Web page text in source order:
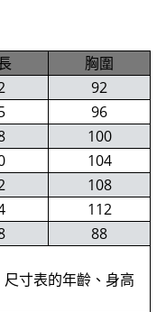
胸圍
92
96
100
104
108
112
88
寸表的年齡、身高